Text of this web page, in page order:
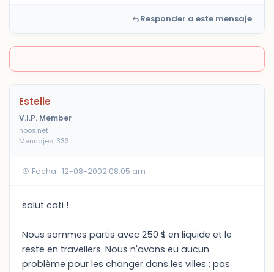
Responder a este mensaje
Estelle
V.I.P. Member
noos.net
Mensajes: 333
Fecha : 12-08-2002 08:05 am
salut cati !
Nous sommes partis avec 250 $ en liquide et le
reste en travellers. Nous n'avons eu aucun
problème pour les changer dans les villes ; pas